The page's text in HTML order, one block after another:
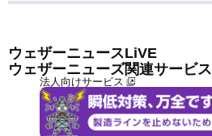
ウェザーニュースLiVE
ウェザーニューズ関連サービス
法人向けサービス